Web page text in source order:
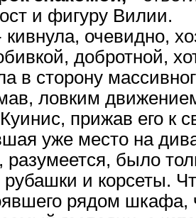
и фигуру Вилии.
очевидно,
добротной,
в сторону
ловким
прижав его к
уже место на
разумеется, было
и корсеты.
рядом шкафа,